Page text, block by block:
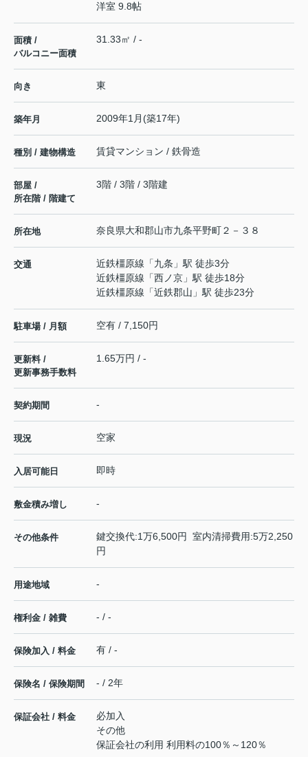
洋室 9.8帖
面積 /
バルコニー面積
31.33㎡ / -
向き 東
築年月 2009年1月(築17年)
種別 / 建物構造 賃貸マンション / 鉄骨造
部屋 /
所在階 / 階建て
3階 / 3階 / 3階建
所在地 奈良県大和郡山市九条平野町２－３８
交通 近鉄橿原線 「九条 」駅 徒歩3分
近鉄橿原線 「西ノ京 」駅 徒歩18分
近鉄橿原線 「近鉄郡山 」駅 徒歩23分
駐車場 / 月額 空有 / 7,150円
更新料 /
更新事務手数料
1.65万円 / -
契約期間 -
現況 空家
入居可能日 即時
敷金積み増し -
その他条件
鍵交換代:1万6,500円 室内清掃費用:5万2,250
円
用途地域 -
権利金 / 雑費 - / -
保険加入 / 料金 有 / -
保険名 / 保険期間 - / 2年
保証会社 / 料金
必加入
その他
保証会社の利用 利用料の100％～120％